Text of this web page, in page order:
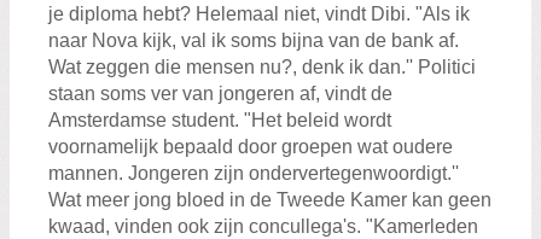
je diploma hebt? Helemaal niet, vindt Dibi. "Als ik
naar Nova kijk, val ik soms bijna van de bank af.
Wat zeggen die mensen nu?, denk ik dan.'' Politici
staan soms ver van jongeren af, vindt de
Amsterdamse student. "Het beleid wordt
voornamelijk bepaald door groepen wat oudere
mannen. Jongeren zijn ondervertegenwoordigt.''
Wat meer jong bloed in de Tweede Kamer kan geen
kwaad, vinden ook zijn concullega's. "Kamerleden